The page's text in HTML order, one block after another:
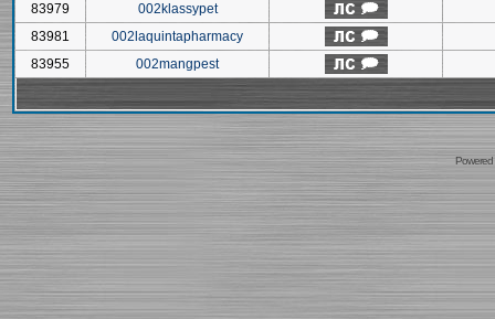
83979
002klassypet
83981
002laquintapharmacy
83955
002mangpest